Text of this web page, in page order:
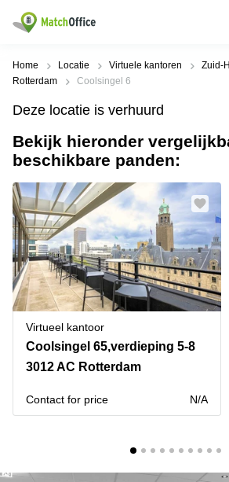
Huren / Verhuren
Productpagina's
Kantoorruimten
Business
Flexplekken
Coworking
Spaces
Vergaderruimten
Virtueel
Kantoor
Bedrijfsruimte
Populaire
Steden
Alkmaar
Oost
Amsterdam
Westpoort
Bergen
op
Zoom
Amersfoort
Breda
Hengelo
Hilversum
Rotterdam
Populaire
zoekopdrachten
Kantoorruimte
in Breda
Kantoor
huren
Bergen
op
Zoom
Kantoor
huren
Tiel
Kantoor
huren
Reeuwijk
Business
center
Help
Over ons
Voeg je kantoorruimte toe
Huurprijs
Log in
Home Locatie Virtuele kantoren
Zuid-
Rotterdam
Coolsingel 6
Deze locatie is verhuurd
Bekijk hieronder
beschikbare panden:
Virtueel kantoor
Coolsingel 65,verdieping 5-8
3012 AC Rotterdam
Contact for price N/A